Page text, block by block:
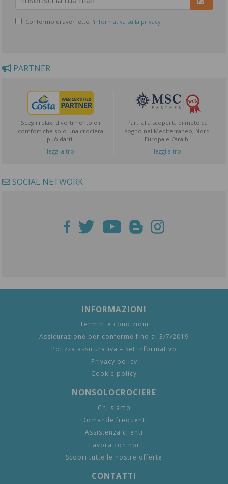
Confermo di aver letto l'informativa sulla privacy
PARTNER
Scegli relax, divertimento e i
comfort che solo una crociera
può darti!
leggi altro
Parti alla scoperta di mete da
sogno nel Mediterraneo, Nord
Europa e Caraibi
leggi altro
SOCIAL NETWORK
INFORMAZIONI
Termini e condizioni
Assicurazione per conferme fino al 3/7/2019
Polizza assicurativa – Set informativo
Privacy policy
Cookie policy
NONSOLOCROCIERE
Chi siamo
Domande frequenti
Assistenza clienti
Lavora con noi
Scopri tutte le nostre offerte
CONTATTI